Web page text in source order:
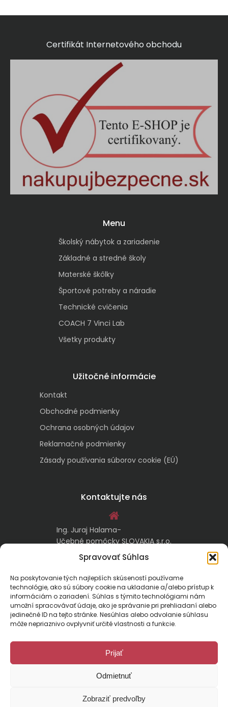
Spravovať Súhlas
Na poskytovanie tých najlepších skúseností používame
technológie, ako sú súbory cookie na ukladanie a/alebo prístup k
informáciám o zariadení. Súhlas s týmito technológiami nám
umožní spracovávať údaje, ako je správanie pri prehliadaní alebo
jedinečné ID na tejto stránke. Nesúhlas alebo odvolanie súhlasu
môže nepriaznivo ovplyvniť určité vlastnosti a funkcie.
Prijať
Odmietnuť
Zobraziť predvoľby
Certifikát Internetového obchodu
Menu
Školský nábytok a zariadenie
Základné a stredné školy
Materské škôlky
Športové potreby a náradie
Technické cvičenia
COACH 7 Vinci Lab
Všetky produkty
Užitočné informácie
Kontakt
Obchodné podmienky
Ochrana osobných údajov
Reklamačné podmienky
Zásady používania súborov cookie (EÚ)
Kontaktujte nás
Ing. Juraj Halama-
Učebné pomôcky SLOVAKIA s.r.o.
Malachovská 17/A
974 05 Banská Bystrica
kontakt@ucebnepomockyslovakia.sk
0917 797 357, 048/410 18 88
kontakt@ucebnepomockyslovakia.sk